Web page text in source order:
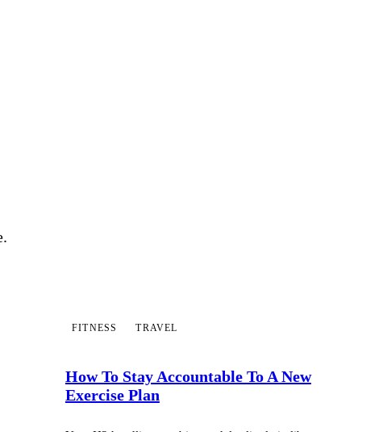
FITNESS TRAVEL
How To Stay Accountable To A New
Exercise Plan